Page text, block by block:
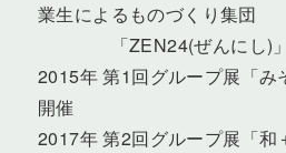
業生によるものづくり集団
「ZEN24(ぜんにし)」
2015年 第1回グループ展「み
開催
2017年 第2回グループ展「和